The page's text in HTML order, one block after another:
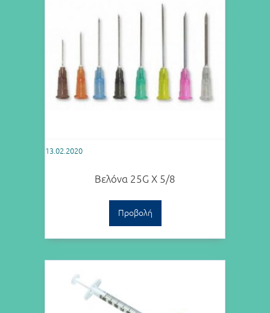
13.02.2020
Βελόνα 25G Χ 5/8
Προβολή